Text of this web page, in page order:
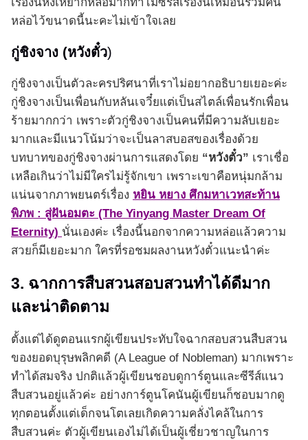
เรื่องนี้หงเหยาก็หล่อมากทำไมซีรีส์เรื่องนี้เหมือนรวมคน
หล่อไว้ขนาดนี้นะคะไม่เข้าใจเลย
กู่ชิงจาง (หวังตั๋ว)
กู่ชิงจางเป็นตัวละครปริศนาที่เราไม่อยากอธิบายเยอะค่ะ
กู่ชิงจางเป็นเพื่อนกับหลันเจวี๋ยแต่เป็นสไตล์เพื่อนรักเพื่อน
ร้ายมากกว่า เพราะตัวกู่ชิงจางเป็นคนที่มีความลับเยอะ
มากและมีแนวโน้มว่าจะเป็นลาสบอสของเรื่องด้วย
บทบาทของกู่ชิงจางผ่านการแสดงโดย “หวังตั๋ว” เราเชื่อ
เหลือเกินว่าไม่มีใครไม่รู้จักเขา เพราะเขาคือหนุ่มกล้าม
แน่นจากภาพยนตร์เรื่อง หยิน หยาง ศึกมหาเวทสะท้าน
พิภพ : สู่ฝันอมตะ (The Yinyang Master Dream Of
Eternity) นั่นเองค่ะ เรื่องนี้นอกจากความหล่อแล้วความ
สวยก็มีเยอะมาก ใครที่รอชมผลงานหวังตั๋วแนะนำค่ะ
3. ฉากการสืบสวนสอบสวนทำได้ดีมาก
และน่าติดตาม
ตั้งแต่ได้ดูตอนแรกผู้เขียนประทับใจฉากสอบสวนสืบสวน
ของยอดบุรุษพลิกคดี (A League of Nobleman) มากเพราะ
ทำได้สมจริง ปกติแล้วผู้เขียนชอบดูการ์ตูนและซีรีส์แนว
สืบสวนอยู่แล้วค่ะ อย่างการ์ตูนโคนันผู้เขียนก็ชอบมากดู
ทุกตอนตั้งแต่เด็กจนโตเลยเกิดความคลั่งไคล้ในการ
สืบสวนค่ะ ตัวผู้เขียนเองไม่ได้เป็นผู้เชี่ยวชาญในการ